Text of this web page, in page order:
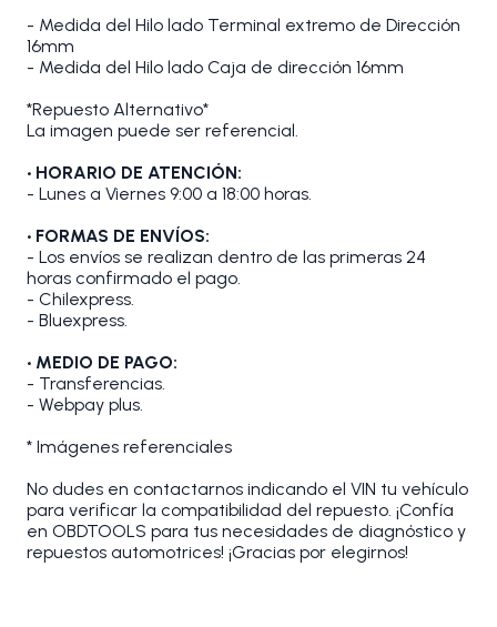
- Medida del Hilo lado Terminal extremo de Dirección
16mm
- Medida del Hilo lado Caja de dirección 16mm
*Repuesto Alternativo*
La imagen puede ser referencial.
• HORARIO DE ATENCIÓN:
- Lunes a Viernes 9:00 a 18:00 horas.
• FORMAS DE ENVÍOS:
- Los envíos se realizan dentro de las primeras 24
horas confirmado el pago.
- Chilexpress.
- Bluexpress.
• MEDIO DE PAGO:
- Transferencias.
- Webpay plus.
* Imágenes referenciales
No dudes en contactarnos indicando el VIN tu vehículo
para verificar la compatibilidad del repuesto. ¡Confía
en OBDTOOLS para tus necesidades de diagnóstico y
repuestos automotrices! ¡Gracias por elegirnos!